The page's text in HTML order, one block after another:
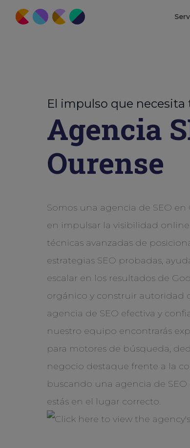
El impulso que necesita
Agencia
Ourense
Somos una agencia de SEO en
en impulsar la visibilidad
técnicas avanzadas de
estrategias SEO probadas,
escalar en los resultados de
orgánico y construir autoridad
agencia de SEO efectiva y
nuestro equipo encontrarás
para motores de búsqueda,
negocio destaque frente a la
buscando una agencia de SEO
estás en el lugar correcto.